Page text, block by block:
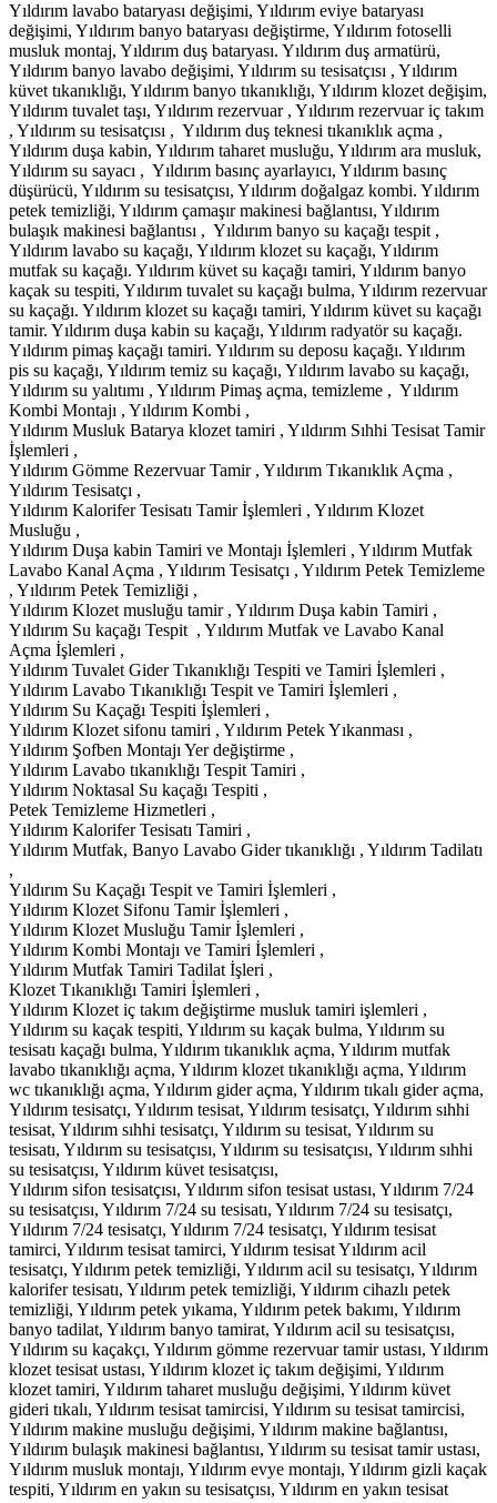
Yıldırım lavabo bataryası değişimi, Yıldırım eviye bataryası
değişimi, Yıldırım banyo bataryası değiştirme, Yıldırım fotoselli
musluk montaj, Yıldırım duş bataryası. Yıldırım duş armatürü,
Yıldırım banyo lavabo değişimi, Yıldırım su tesisatçısı , Yıldırım
küvet tıkanıklığı, Yıldırım banyo tıkanıklığı, Yıldırım klozet değişim,
Yıldırım tuvalet taşı, Yıldırım rezervuar , Yıldırım rezervuar iç takım
, Yıldırım su tesisatçısı , Yıldırım duş teknesi tıkanıklık açma ,
Yıldırım duşa kabin, Yıldırım taharet musluğu, Yıldırım ara musluk,
Yıldırım su sayacı , Yıldırım basınç ayarlayıcı, Yıldırım basınç
düşürücü, Yıldırım su tesisatçısı, Yıldırım doğalgaz kombi. Yıldırım
petek temizliği, Yıldırım çamaşır makinesi bağlantısı, Yıldırım
bulaşık makinesi bağlantısı , Yıldırım banyo su kaçağı tespit ,
Yıldırım lavabo su kaçağı, Yıldırım klozet su kaçağı, Yıldırım
mutfak su kaçağı. Yıldırım küvet su kaçağı tamiri, Yıldırım banyo
kaçak su tespiti, Yıldırım tuvalet su kaçağı bulma, Yıldırım rezervuar
su kaçağı. Yıldırım klozet su kaçağı tamiri, Yıldırım küvet su kaçağı
tamir. Yıldırım duşa kabin su kaçağı, Yıldırım radyatör su kaçağı.
Yıldırım pimaş kaçağı tamiri. Yıldırım su deposu kaçağı. Yıldırım
pis su kaçağı, Yıldırım temiz su kaçağı, Yıldırım lavabo su kaçağı,
Yıldırım su yalıtımı , Yıldırım Pimaş açma, temizleme , Yıldırım
Kombi Montajı , Yıldırım Kombi ,
Yıldırım Musluk Batarya klozet tamiri , Yıldırım Sıhhi Tesisat Tamir
İşlemleri ,
Yıldırım Gömme Rezervuar Tamir , Yıldırım Tıkanıklık Açma ,
Yıldırım Tesisatçı ,
Yıldırım Kalorifer Tesisatı Tamir İşlemleri , Yıldırım Klozet
Musluğu ,
Yıldırım Duşa kabin Tamiri ve Montajı İşlemleri , Yıldırım Mutfak
Lavabo Kanal Açma , Yıldırım Tesisatçı , Yıldırım Petek Temizleme
, Yıldırım Petek Temizliği ,
Yıldırım Klozet musluğu tamir , Yıldırım Duşa kabin Tamiri ,
Yıldırım Su kaçağı Tespit , Yıldırım Mutfak ve Lavabo Kanal
Açma İşlemleri ,
Yıldırım Tuvalet Gider Tıkanıklığı Tespiti ve Tamiri İşlemleri ,
Yıldırım Lavabo Tıkanıklığı Tespit ve Tamiri İşlemleri ,
Yıldırım Su Kaçağı Tespiti İşlemleri ,
Yıldırım Klozet sifonu tamiri , Yıldırım Petek Yıkanması ,
Yıldırım Şofben Montajı Yer değiştirme ,
Yıldırım Lavabo tıkanıklığı Tespit Tamiri ,
Yıldırım Noktasal Su kaçağı Tespiti ,
Petek Temizleme Hizmetleri ,
Yıldırım Kalorifer Tesisatı Tamiri ,
Yıldırım Mutfak, Banyo Lavabo Gider tıkanıklığı , Yıldırım Tadilatı
,
Yıldırım Su Kaçağı Tespit ve Tamiri İşlemleri ,
Yıldırım Klozet Sifonu Tamir İşlemleri ,
Yıldırım Klozet Musluğu Tamir İşlemleri ,
Yıldırım Kombi Montajı ve Tamiri İşlemleri ,
Yıldırım Mutfak Tamiri Tadilat İşleri ,
Klozet Tıkanıklığı Tamiri İşlemleri ,
Yıldırım Klozet iç takım değiştirme musluk tamiri işlemleri ,
Yıldırım su kaçak tespiti, Yıldırım su kaçak bulma, Yıldırım su
tesisatı kaçağı bulma, Yıldırım tıkanıklık açma, Yıldırım mutfak
lavabo tıkanıklığı açma, Yıldırım klozet tıkanıklığı açma, Yıldırım
wc tıkanıklığı açma, Yıldırım gider açma, Yıldırım tıkalı gider açma,
Yıldırım tesisatçı, Yıldırım tesisat, Yıldırım tesisatçı, Yıldırım sıhhi
tesisat, Yıldırım sıhhi tesisatçı, Yıldırım su tesisat, Yıldırım su
tesisatı, Yıldırım su tesisatçısı, Yıldırım su tesisatçısı, Yıldırım sıhhi
su tesisatçısı, Yıldırım küvet tesisatçısı,
Yıldırım sifon tesisatçısı, Yıldırım sifon tesisat ustası, Yıldırım 7/24
su tesisatçısı, Yıldırım 7/24 su tesisatı, Yıldırım 7/24 su tesisatçı,
Yıldırım 7/24 tesisatçı, Yıldırım 7/24 tesisatçı, Yıldırım tesisat
tamirci, Yıldırım tesisat tamirci, Yıldırım tesisat Yıldırım acil
tesisatçı, Yıldırım petek temizliği, Yıldırım acil su tesisatçı, Yıldırım
kalorifer tesisatı, Yıldırım petek temizliği, Yıldırım cihazlı petek
temizliği, Yıldırım petek yıkama, Yıldırım petek bakımı, Yıldırım
banyo tadilat, Yıldırım banyo tamirat, Yıldırım acil su tesisatçısı,
Yıldırım su kaçakçı, Yıldırım gömme rezervuar tamir ustası, Yıldırım
klozet tesisat ustası, Yıldırım klozet iç takım değişimi, Yıldırım
klozet tamiri, Yıldırım taharet musluğu değişimi, Yıldırım küvet
gideri tıkalı, Yıldırım tesisat tamircisi, Yıldırım su tesisat tamircisi,
Yıldırım makine musluğu değişimi, Yıldırım makine bağlantısı,
Yıldırım bulaşık makinesi bağlantısı, Yıldırım su tesisat tamir ustası,
Yıldırım musluk montajı, Yıldırım evye montajı, Yıldırım gizli kaçak
tespiti, Yıldırım en yakın su tesisatçısı, Yıldırım en yakın tesisat